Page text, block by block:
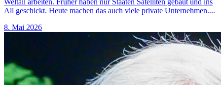
Weltall arbeiten. Früher haben nur Staaten Satelliten gebaut und ins
All geschickt. Heute machen das auch viele private Unternehmen....
8. Mai 2026